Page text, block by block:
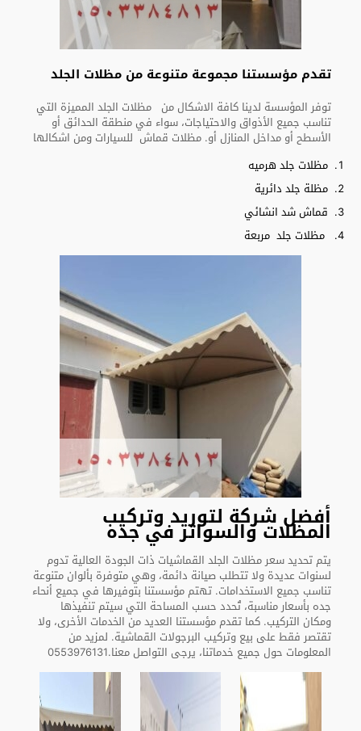
تقدم مؤسستنا مجموعة متنوعة من مظلات الجلد
توفر المؤسسة لدينا كافة الاشكال من مظلات الجلد المميزة التي
تناسب جميع الأذواق والاحتياجات، سواء في منطقة الحدائق أو
الأسطح أو مداخل المنازل أو. مظلات قماش للسيارات ومن اشكالها
مظلات جلد هرميه
مظلة جلد دائرية
قماش شد انشائي
مظلات جلد مربعة
أفضل شركة لتوريد وتركيب
المظلات والسواتر في جده
يتم تحديد سعر مظلات الجلد القماشيات ذات الجودة العالية تدوم
لسنوات عديدة ولا تتطلب صيانة دائمة، وهي متوفرة بألوان متنوعة
تناسب جميع الاستخدامات. تهتم مؤسستنا بتوفيرها في جميع أنحاء
جده بأسعار مناسبة، تُحدد حسب المساحة التي سيتم تنفيذها
ومكان التركيب. كما تقدم مؤسستنا العديد من الخدمات الأخرى، ولا
تقتصر فقط على بيع وتركيب البرجولات القماشية. لمزيد من
المعلومات حول جميع خدماتنا، يرجى التواصل معنا.0553976131